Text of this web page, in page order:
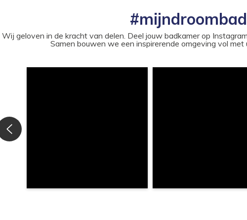
Wij geloven in de kracht van delen. Deel jouw badkamer op
Samen bouwen we een inspirerende omgeving vol